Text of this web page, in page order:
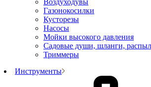
Воздуходувы
Газонокосилки
Кусторезы
Насосы
Мойки высокого давления
Садовые души, шланги,
Триммеры
Инструменты